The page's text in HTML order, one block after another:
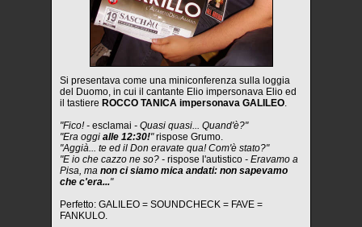
Si presentava come una miniconferenza sulla loggia
del Duomo, in cui il cantante Elio impersonava Elio ed
il tastiere ROCCO TANICA impersonava GALILEO
"Fico! - esclamai - Quasi quasi... Quand'è?"
"Era oggi alle 12:30!"rispose Grumo.
"Aggià... te ed il Don eravate qua! Com'è stato?"
"E io che cazzo ne so? - rispose l'autistico - Eravamo a
Pisa, ma non ci siamo mica andati: non sapevamo
che c'era..."
Perfetto: GALILEO = SOUNDCHECK = FAVE =
FANKULO.